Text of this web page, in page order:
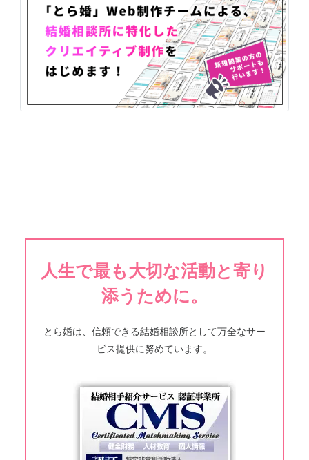
人生で最も大切な活動と寄り
添うために。
とら婚は、信頼できる結婚相談所として万全なサー
ビス提供に努めています。